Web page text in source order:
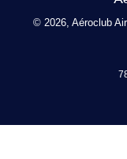
© 2026, Aéroclub